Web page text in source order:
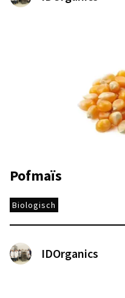
Pofmaïs
Biologisch
IDOrganics